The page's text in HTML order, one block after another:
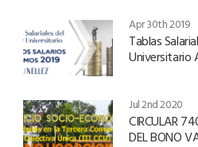
Apr 30th 2019
Tablas
Universitario
Jul 2nd 2020
CIRCULAR
DEL BONO